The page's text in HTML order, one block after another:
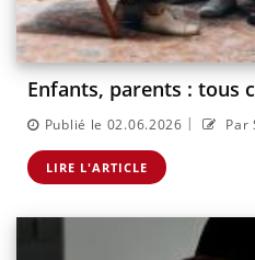
Enfants, parents : tous
Publié le 02.06.2026 | Par
LIRE L'ARTICLE